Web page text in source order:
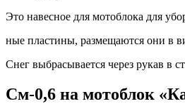
Это навесное для мотоблока для
ные пластины, размещаются они в
Снег выбрасывается через рукав в
См-0,6 на мотоблок